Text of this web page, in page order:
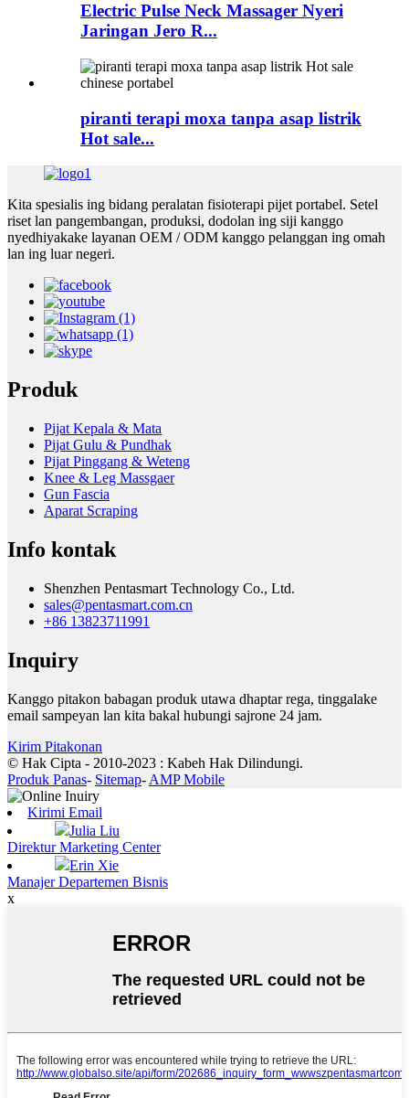
Electric Pulse Neck Massager Nyeri
Jaringan Jero R...
piranti terapi moxa tanpa asap listrik
Hot sale...
Kita spesialis ing bidang peralatan fisioterapi pijet portabel. Setel
riset lan pangembangan, produksi, dodolan ing siji kanggo
nyedhiyakake layanan OEM / ODM kanggo pelanggan ing omah
lan ing luar negeri.
Produk
Pijat Kepala & Mata
Pijat Gulu & Pundhak
Pijat Pinggang & Weteng
Knee & Leg Massgaer
Gun Fascia
Aparat Scraping
Info kontak
Shenzhen Pentasmart Technology Co., Ltd.
sales@pentasmart.com.cn
+86 13823711991
Inquiry
Kanggo pitakon babagan produk utawa dhaptar rega, tinggalake
email sampeyan lan kita bakal hubungi sajrone 24 jam.
Kirim Pitakonan
© Hak Cipta - 2010-2023 : Kabeh Hak Dilindungi.
Produk Panas- Sitemap- AMP Mobile
Kirimi Email
Julia Liu
Direktur Marketing Center
Erin Xie
Manajer Departemen Bisnis
x